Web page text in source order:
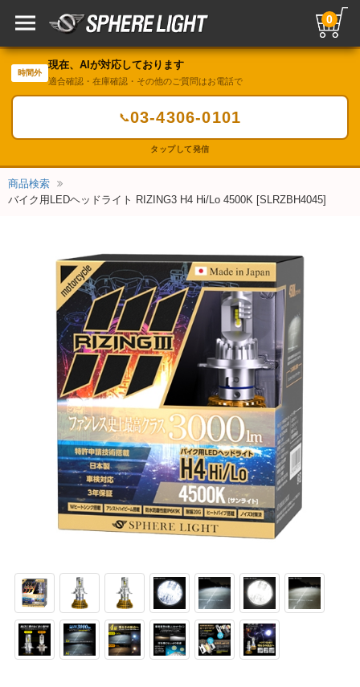
0
時間外
現在、AIが対応しております
適合確認・在庫確認・その他のご質問はお電話で
📞03-4306-0101
タップして発信
商品検索
バイク用LEDヘッドライト RIZING3 H4 Hi/Lo 4500K [SLRZBH4045]